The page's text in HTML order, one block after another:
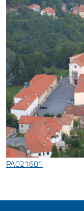
PA021681